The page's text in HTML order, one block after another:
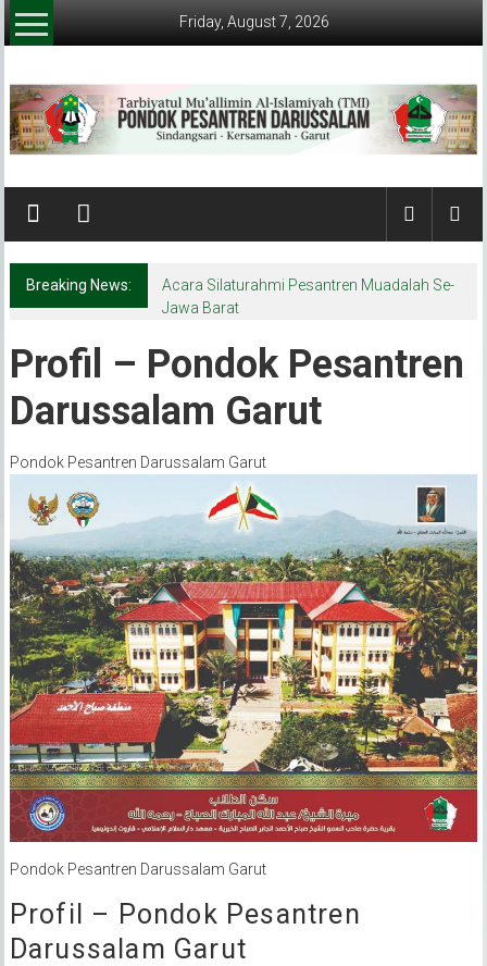
Skip
to
Friday, August 7, 2026
Pondok
Pesantren
Darussalam
(Garut)
Tarbiyatul
Mu'allimin
AL-
Islamiyyah
(TMI)
Breaking News:
Acara Silaturahmi Pesantren Muadalah Se-
Jawa Barat
Profil – Pondok Pesantren
Darussalam Garut
Pondok Pesantren Darussalam Garut
Pondok Pesantren Darussalam Garut
Profil – Pondok Pesantren
Darussalam Garut